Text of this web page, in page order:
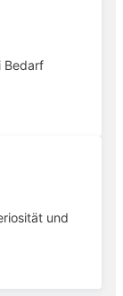
Bedarf
und